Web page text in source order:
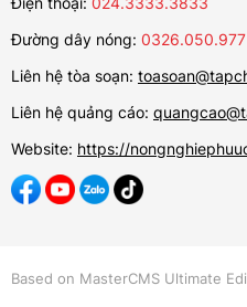
Đường dây nóng: 0326.050.977
Liên hệ tòa soạn:
Liên hệ quảng cáo:
Website: https://
Based on MasterCMS Ultimate